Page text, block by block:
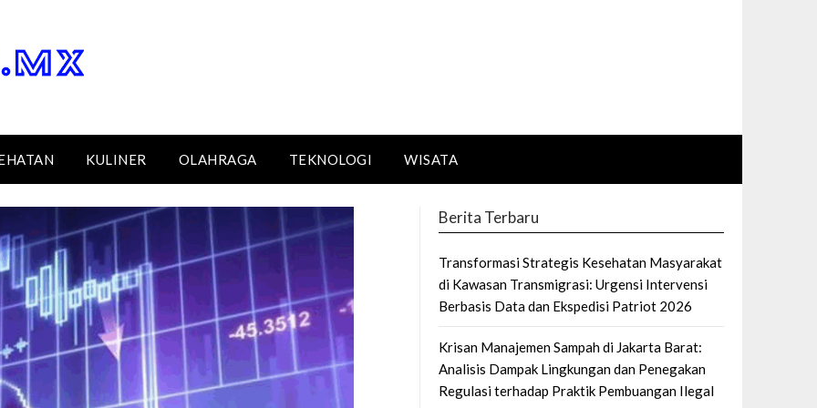
KULINER OLAHRAGA TEKNOLOGI WISATA
Berita Terbaru
Transformasi Strategis Kesehatan Masyarakat
di Kawasan Transmigrasi: Urgensi Intervensi
Berbasis Data dan Ekspedisi Patriot 2026
Krisan Manajemen Sampah di Jakarta Barat:
Analisis Dampak Lingkungan dan Penegakan
Regulasi terhadap Praktik Pembuangan Ilegal